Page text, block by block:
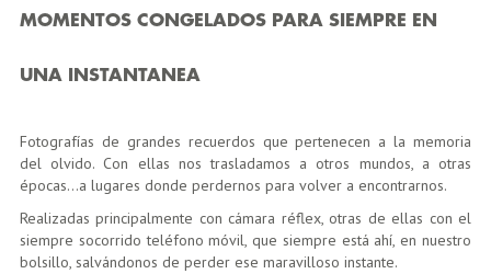
MOMENTOS CONGELADOS PARA SIEMPRE EN
UNA INSTANTANEA
Fotografías de grandes recuerdos que pertenecen a la memoria
del olvido. Con ellas nos trasladamos a otros mundos, a otras
épocas…a lugares donde perdernos para volver a encontrarnos.
Realizadas principalmente con cámara réflex, otras de ellas con el
siempre socorrido teléfono móvil, que siempre está ahí, en nuestro
bolsillo, salvándonos de perder ese maravilloso instante.